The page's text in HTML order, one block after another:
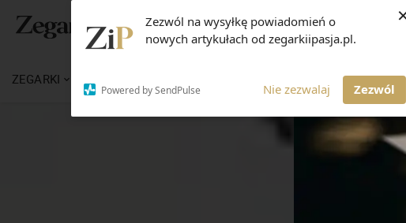
Zezwól na wysyłkę powiadomień o
nowych artykułach od zegarkiipasja.pl.
Powered by SendPulse Nie zezwalaj Zezwól
ZEGARKI